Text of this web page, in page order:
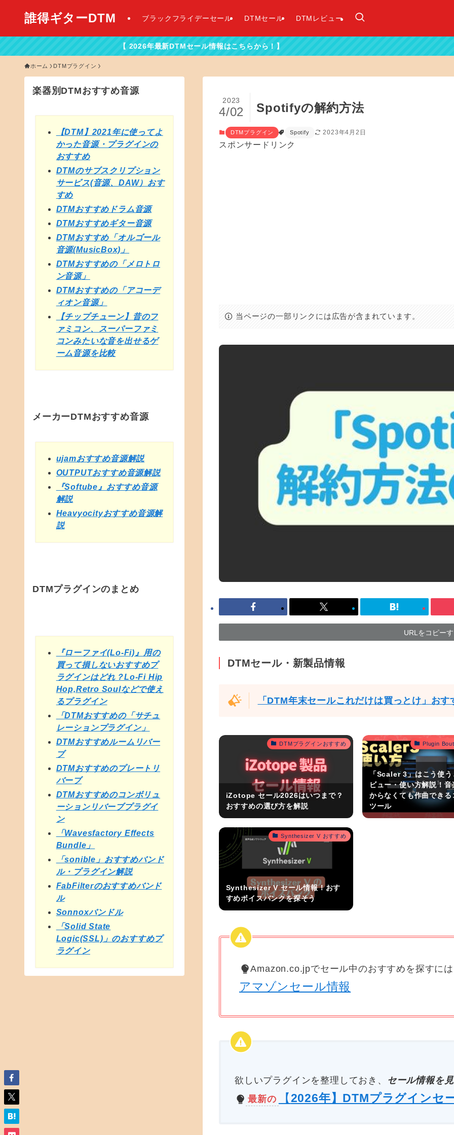
誰得ギターDTM ブラックフライデーセール DTMセール DTMレビュー
【 2026年最新DTMセール情報はこちらから！】
ホーム DTMプラグイン
Spotifyの解約方法
2023
4/02
DTMプラグイン Spotify 2023年4月2日
スポンサードリンク
当ページの一部リンクには広告が含まれています。
URLをコピー
DTMセール・新製品情報
「DTM年末セールこれだけは買っとけ」お
DTMプラグインおすすめ
iZotope セール2026はいつまで？
おすすめの選び方を解説
Plugin
「Scaler 3」はこう使
ビュー・使い方解説！
からなくても作曲できる
ツール
Synthesizer V おすすめ
Synthesizer V セール情報！おす
すめボイスバンクを探そう
Amazon.co.jpでセール中のおすすめを探すに
アマゾンセール情報
欲しいプラグインを整理しておき、
セール情報を
最新の
【 2026年】DTMプラグインセ
楽器別DTMおすすめ音源
【DTM】2021年に使ってよ
かった音源・プラグインの
おすすめ
DTMのサブスクリプション
サービス(音源、DAW）おす
すめ
DTMおすすめドラム音源
DTMおすすめギター音源
DTMおすすめ「オルゴール
音源(MusicBox)」
DTMおすすめの「メロトロ
ン音源」
DTMおすすめの「アコーデ
ィオン音源」
【チップチューン】昔のフ
ァミコン、スーパーファミ
コンみたいな音を出せるゲ
ーム音源を比較
メーカーDTMおすすめ音源
ujamおすすめ音源解説
OUTPUTおすすめ音源解説
『Softube』おすすめ音源
解説
Heavyocityおすすめ音源解
説
DTMプラグインのまとめ
『ローファイ(Lo-Fi)』用の
買って損しないおすすめプ
ラグインはどれ？Lo-Fi Hip
Hop,Retro Soulなどで使え
るプラグイン
「DTMおすすめの「サチュ
レーションプラグイン」
DTMおすすめルームリバー
ブ
DTMおすすめのプレートリ
バーブ
DTMおすすめのコンボリュ
ーションリバーブプラグイ
ン
「Wavesfactory Effects
Bundle」
「sonible」おすすめバンド
ル・プラグイン解説
FabFilterのおすすめバンド
ル
Sonnoxバンドル
「Solid State
Logic(SSL)」のおすすめプ
ラグイン